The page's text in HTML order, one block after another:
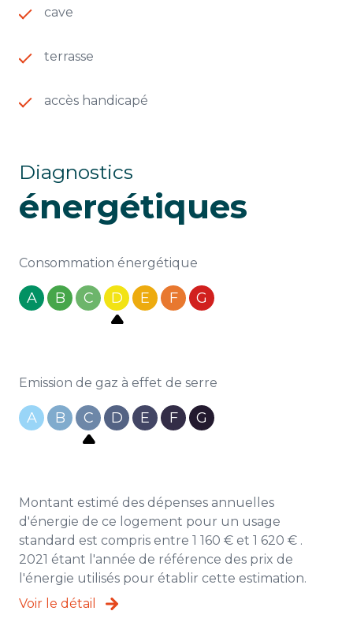
cave
terrasse
accès handicapé
Diagnostics
énergétiques
Consommation énergétique
A B C D E F G
Emission de gaz à effet de serre
A B C D E F G
Montant estimé des dépenses annuelles
d'énergie de ce logement pour un usage
standard est compris entre 1 160 € et 1 620 € .
2021 étant l'année de référence des prix de
l'énergie utilisés pour établir cette estimation.
Voir le détail